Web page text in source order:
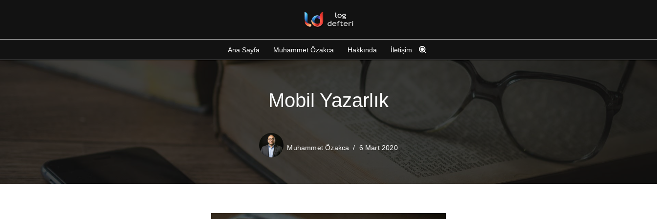
geç
Ana Sayfa Muhammet Özakca Hakkında İletişim
Mobil Yazarlık
Muhammet Özakca 6 Mart 2020